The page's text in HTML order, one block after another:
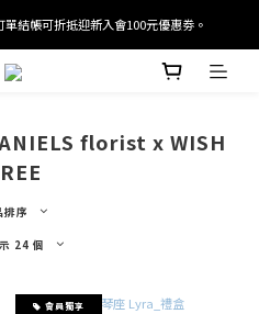
，即可獲得百元購物金2張。
結帳可折抵迎新入會100元優惠劵。
碼，即可獲得百元購物金2張。
florist x WISH
排序
24 個
會員獨享